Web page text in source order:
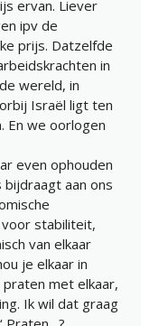
ervan. Liever
ipv de
prijs. Datzelfde
in
wereld, in
Israël ligt ten
En we oorlogen
even ophouden
aan ons
stabiliteit,
van elkaar
je elkaar in
met elkaar,
Ik wil dat graag